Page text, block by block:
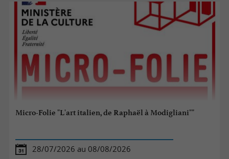
Micro-Folie "L'art italien, de Raphaël à Modigliani""
28/07/2026 au 08/08/2026